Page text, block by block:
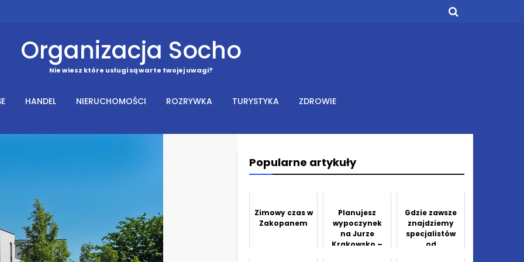
Organizacja Socho
Nie wiesz które usługi są warte twojej uwagi?
HANDEL NIERUCHOMOŚCI ROZRYWKA TURYSTYKA ZDROWIE
Popularne artykuły
Zimowy czas w
Zakopanem
Planujesz
wypoczynek
na Jurze
Krakowsko –
Gdzie zawsze
znajdziemy
specjalistów
od